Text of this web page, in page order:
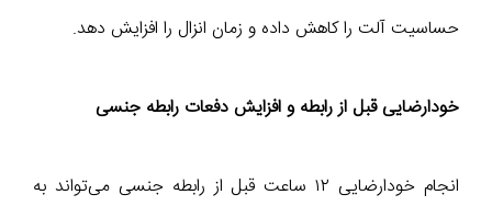
حساسیت آلت را کاهش داده و زمان انزال را افزایش دهد.
خودارضایی قبل از رابطه و افزایش دفعات رابطه جنسی
انجام خودارضایی ۱۲ ساعت قبل از رابطه جنسی می‌تواند به